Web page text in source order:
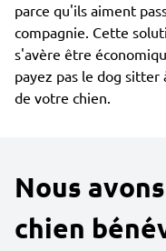
parce qu'ils aiment
compagnie. Cette
s'avère être
payez pas le dog
de votre chien.
Nous
chien